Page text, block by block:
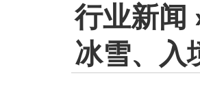
行业新闻
冰雪、入